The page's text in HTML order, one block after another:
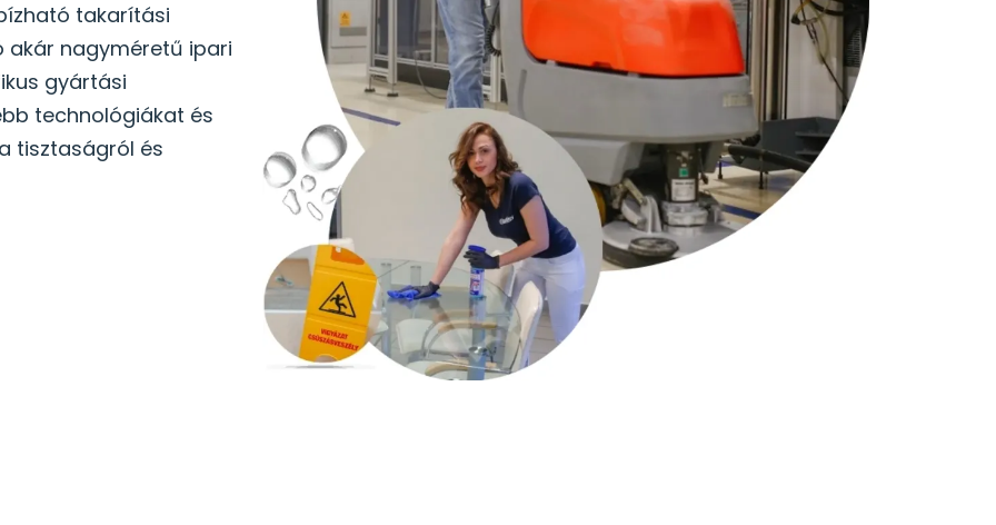
takarítási
akár nagyméretű ipari
gyártási
technológiákat és
tisztaságról és